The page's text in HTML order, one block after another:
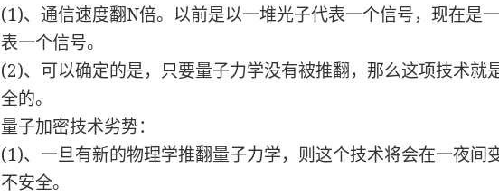
(1)、通信速度翻N倍。以前是以一堆光子代表一个信号，现在是
表一个信号。
(2)、可以确定的是，只要量子力学没有被推翻，那么这项技术就
全的。
量子加密技术劣势：
(1)、一旦有新的物理学推翻量子力学，则这个技术将会在一夜间
不安全。